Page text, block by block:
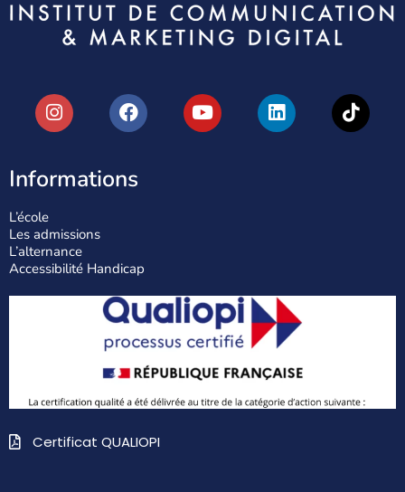
Informations
L’école
Les admissions
L’alternance
Accessibilité Handicap
Certificat QUALIOPI